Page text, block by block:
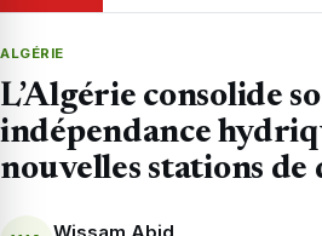
ALGÉRIE
L’Algérie consolide
indépendance
nouvelles stations de